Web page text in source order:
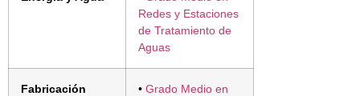
Redes y Estaciones
de Tratamiento de
Aguas
Fabricación
• Grado Medio en